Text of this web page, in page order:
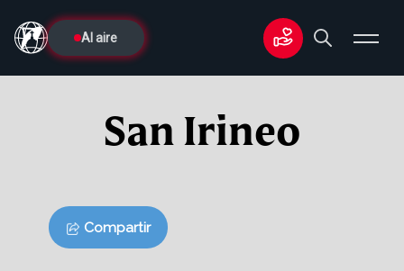
Al aire
San Irineo
Compartir